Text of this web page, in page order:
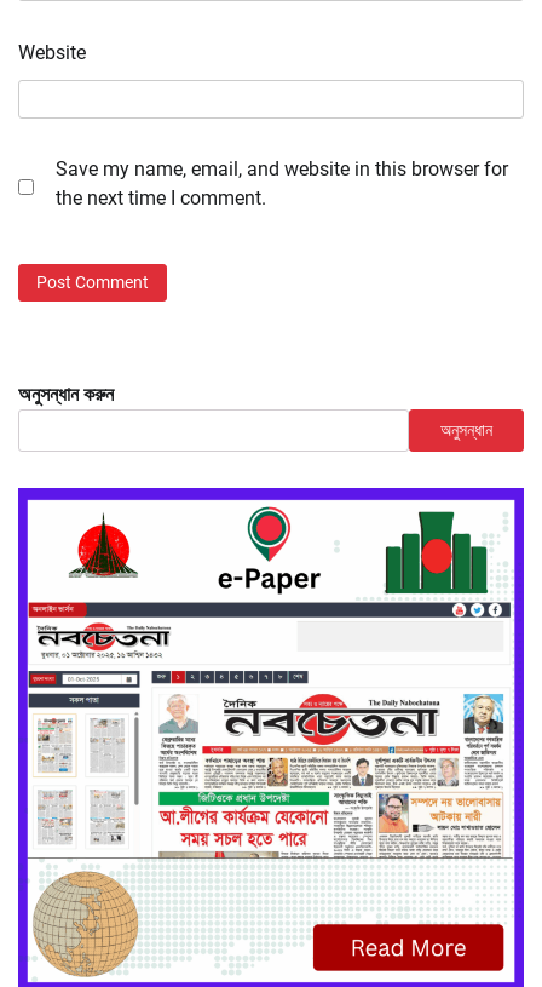
Website
Save my name, email, and website in this browser for
the next time I comment.
অনুসন্ধান করুন
অনুসন্ধান